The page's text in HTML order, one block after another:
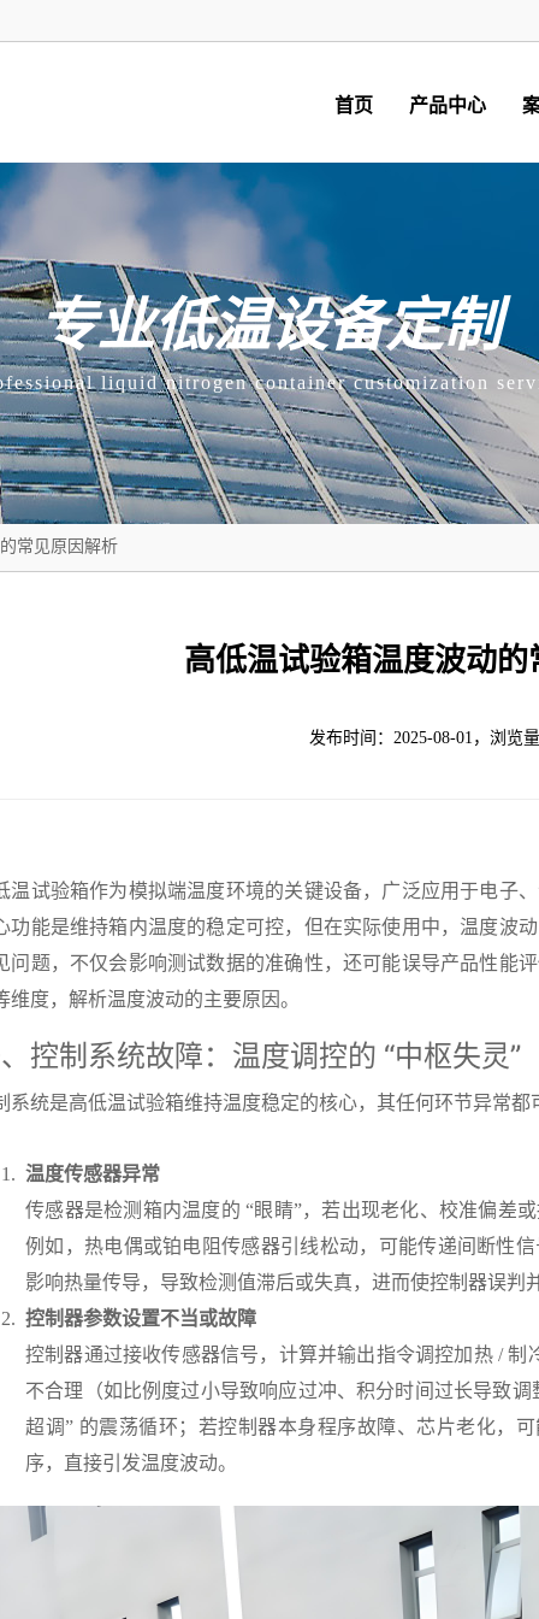
首页 产品中心
专业低温设备定制
liquid nitrogen container customization
常见原因解析
高低温试验箱温度波动
发布时间：2025-08-01，浏览
温试验箱作为模拟端温度环境的关键设备，广泛应用于电子
功能是维持箱内温度的稳定可控，但在实际使用中，温度波
问题，不仅会影响测试数据的准确性，还可能误导产品性能
维度，解析温度波动的主要原因。
控制系统故障：温度调控的 “中枢失灵”
系统是高低温试验箱维持温度稳定的核心，其任何环节异常都
温度传感器异常
传感器是检测箱内温度的 “眼睛”，若出现老化、校准偏差
例如，热电偶或铂电阻传感器引线松动，可能传递间断性
影响热量传导，导致检测值滞后或失真，进而使控制器误判
控制器参数设置不当或故障
控制器通过接收传感器信号，计算并输出指令调控加热 / 制
不合理（如比例度过小导致响应过冲、积分时间过长导致
超调” 的震荡循环；若控制器本身程序故障、芯片老化，
序，直接引发温度波动。